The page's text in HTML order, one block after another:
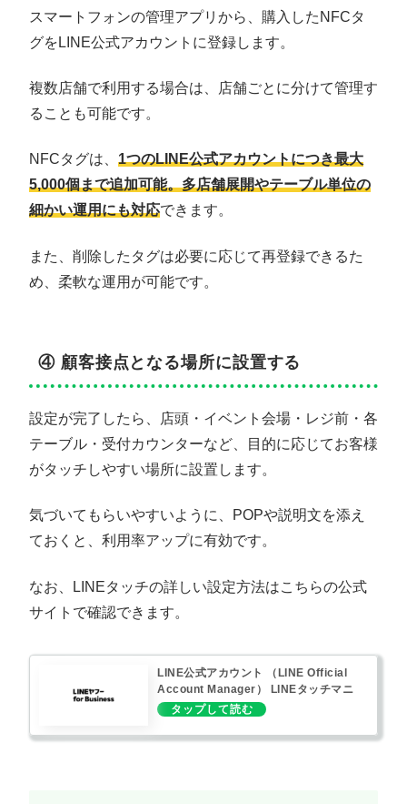
スマートフォンの管理アプリから、購入したNFCタ
グをLINE公式アカウントに登録します。
複数店舗で利用する場合は、店舗ごとに分けて管理す
ることも可能です。
NFCタグは、 1つのLINE公式アカウントにつき最大
5,000個まで追加可能。多店舗展開やテーブル単位の
細かい運用にも対応できます。
また、削除したタグは必要に応じて再登録できるた
め、柔軟な運用が可能です。
④ 顧客接点となる場所に設置する
設定が完了したら、店頭・イベント会場・レジ前・各
テーブル・受付カウンターなど、目的に応じてお客様
がタッチしやすい場所に設置します。
気づいてもらいやすいように、POPや説明文を添え
ておくと、利用率アップに有効です。
なお、LINEタッチの詳しい設定方法はこちらの公式
サイトで確認できます。
LINE公式アカウント （LINE Official
Account Manager） LINEタッチマニ
ュアル｜LINEヤフー for Business